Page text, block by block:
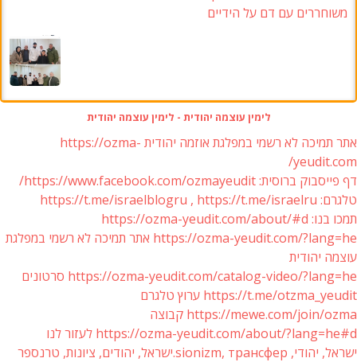
משוחררים עם דם על הידיים
לימין עוצמה יהודית - לימין עוצמה יהודית
אתר תמיכה לא רשמי במפלגת אוזמה יהודית https://ozma-
yeudit.com/
דף פייסבוק ברוסית: https://www.facebook.com/ozmayeudit/
טלגרם: https://t.me/israelblogru , https://t.me/israelru
תמכו בנו: https://ozma-yeudit.com/about/#d
https://ozma-yeudit.com/?lang=he אתר תמיכה לא רשמי במפלגת
עוצמה יהודית
https://ozma-yeudit.com/catalog-video/?lang=he סרטונים
https://t.me/otzma_yeudit ערוץ טלגרם
https://mewe.com/join/ozma קבוצה
https://ozma-yeudit.com/about/?lang=he#d לעזור לנו
ישראל, יהודי, sionizm, трансфер.ישראל, יהודים, ציונות, טרנספר